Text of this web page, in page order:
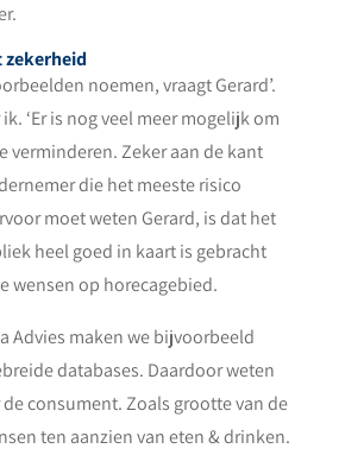
zekerheid
noemen, vraagt Gerard’.
ik. ‘Er is nog veel meer mogelijk om
verminderen. Zeker aan de kant
die het meeste risico
moet weten Gerard, is dat het
heel goed in kaart is gebracht
wensen op horecagebied.
Advies maken we bijvoorbeeld
databases. Daardoor weten
consument. Zoals grootte van de
ten aanzien van eten & drinken.